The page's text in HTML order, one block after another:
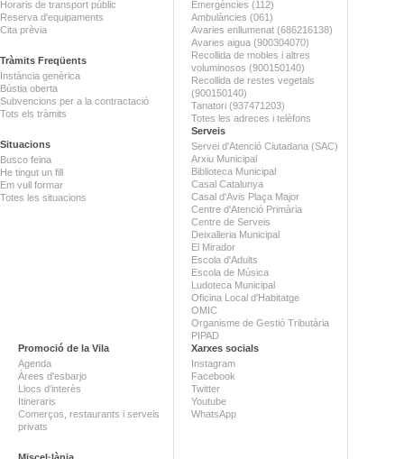
Horaris de transport públic
Reserva d'equipaments
Cita prèvia
Tràmits Freqüents
Instància genèrica
Bústia oberta
Subvencions per a la contractació
Tots els tràmits
Situacions
Busco feina
He tingut un fill
Em vull formar
Totes les situacions
Emergències (112)
Ambulàncies (061)
Avaries enllumenat (686216138)
Avaries aigua (900304070)
Recollida de mobles i altres
voluminosos (900150140)
Recollida de restes vegetals
(900150140)
Tanatori (937471203)
Totes les adreces i telèfons
Serveis
Servei d'Atenció Ciutadana (SAC)
Arxiu Municipal
Biblioteca Municipal
Casal Catalunya
Casal d'Avis Plaça Major
Centre d'Atenció Primària
Centre de Serveis
Deixalleria Municipal
El Mirador
Escola d'Adults
Escola de Música
Ludoteca Municipal
Oficina Local d'Habitatge
OMIC
Organisme de Gestió Tributària
PIPAD
Promoció de la Vila
Agenda
Àrees d'esbarjo
Llocs d'interès
Itineraris
Comerços, restaurants i serveis
privats
Xarxes socials
Instagram
Facebook
Twitter
Youtube
WhatsApp